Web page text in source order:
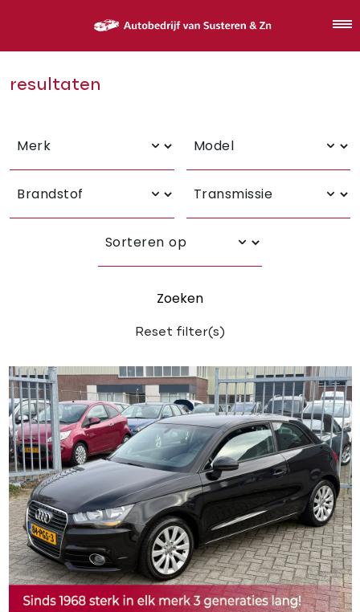
resultaten
Zoeken
Reset filter(s)